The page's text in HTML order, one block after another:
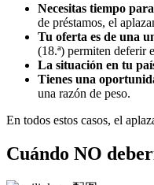
Necesitas tiempo
de préstamos, el
Tu oferta es de una
(18.ª) permiten deferir
La situación en tu
Tienes una
una razón de peso.
En todos estos casos, el
Cuándo NO